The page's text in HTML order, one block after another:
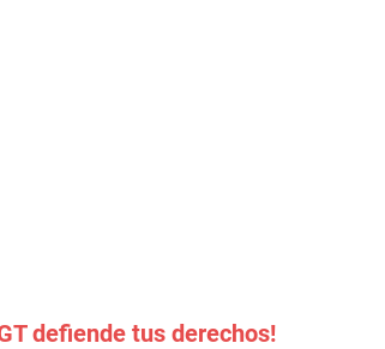
defiende tus derechos!